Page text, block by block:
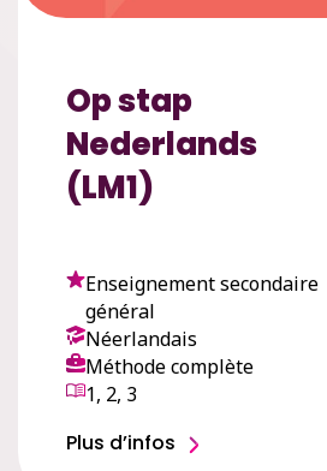
Op stap
Nederlands
(LM1)
Enseignement secondaire
général
Néerlandais
Méthode complète
1, 2, 3
Plus d’infos